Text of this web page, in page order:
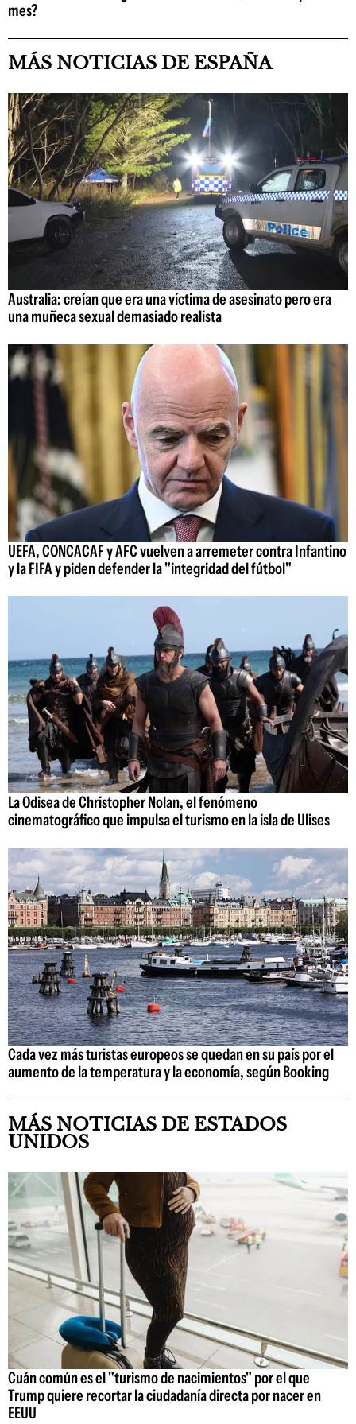
mes?
MÁS NOTICIAS DE ESPAÑA
Australia: creían que era una víctima de asesinato pero era
una muñeca sexual demasiado realista
UEFA, CONCACAF y AFC vuelven a arremeter contra Infantino
y la FIFA y piden defender la "integridad del fútbol"
La Odisea de Christopher Nolan, el fenómeno
cinematográfico que impulsa el turismo en la isla de Ulises
Cada vez más turistas europeos se quedan en su país por el
aumento de la temperatura y la economía, según Booking
MÁS NOTICIAS DE ESTADOS
UNIDOS
Cuán común es el "turismo de nacimientos" por el que
Trump quiere recortar la ciudadanía directa por nacer en
EEUU